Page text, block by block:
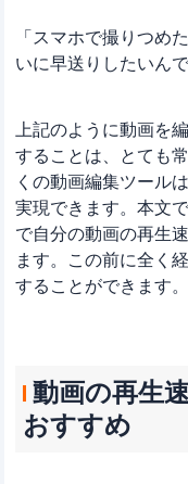
「スマホで撮りつめ
いに早送りしたいん
上記のように動画を
することは、とても
くの動画編集ツール
実現できます。本文
で自分の動画の再生
ます。この前に全く
することができます。
動画の再生
おすすめ